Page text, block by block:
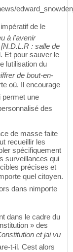
impératif de le
à l'avenir
: salle de
Et pour sauver le
lutilisation du
de bout-en-
où. Il encourage
permet une
des
de masse faite
recueillir les
spécifiquement
surveillances qui
précises et
quel citoyen.
dans nimporte
dans le cadre du
» des
et jai vu
t-il. Cest alors